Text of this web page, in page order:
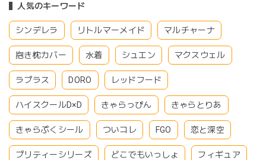
人気のキーワード
シンデレラ リトルマーメイド マルチャーナ
抱き枕カバー 水着 シュエン マクスウェル
ラプラス DORO レッドフード
ハイスクールD×D きゃらっぴん きゃらとりあ
きゃらぷくシール ついコレ FGO 恋と深空
プリティーシリーズ どこでもいっしょ フィギュア